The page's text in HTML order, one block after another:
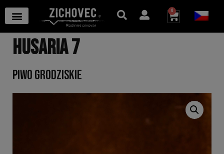
0
HUSARIA 7
PIWO GRODZISKIE